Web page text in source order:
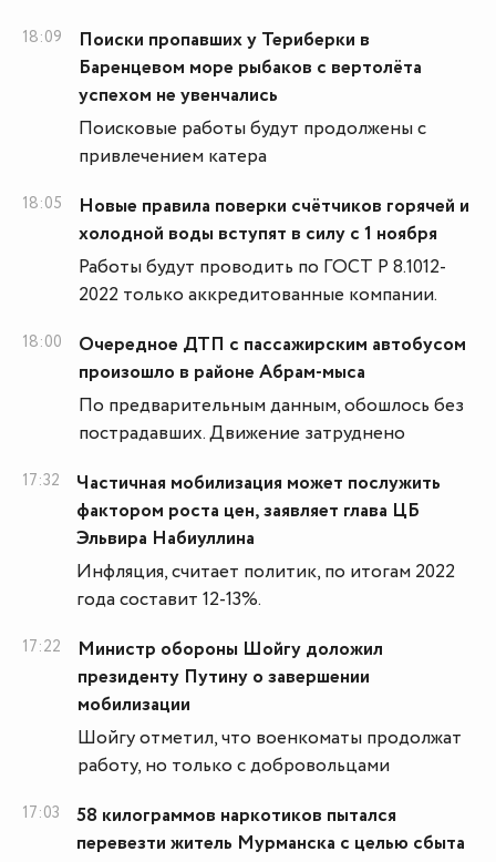
18:09
Поиски пропавших у Териберки в
Баренцевом море рыбаков с вертолёта
успехом не увенчались
Поисковые работы будут продолжены с
привлечением катера
18:05
Новые правила поверки счётчиков горячей и
холодной воды вступят в силу с 1 ноября
Работы будут проводить по ГОСТ Р 8.1012-
2022 только аккредитованные компании.
18:00
Очередное ДТП с пассажирским автобусом
произошло в районе Абрам-мыса
По предварительным данным, обошлось без
пострадавших. Движение затруднено
17:32
Частичная мобилизация может послужить
фактором роста цен, заявляет глава ЦБ
Эльвира Набиуллина
Инфляция, считает политик, по итогам 2022
года составит 12-13%.
17:22
Министр обороны Шойгу доложил
президенту Путину о завершении
мобилизации
Шойгу отметил, что военкоматы продолжат
работу, но только с добровольцами
17:03
58 килограммов наркотиков пытался
перевезти житель Мурманска с целью сбыта